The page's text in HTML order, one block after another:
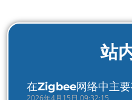
站
在Zigbee网络中主